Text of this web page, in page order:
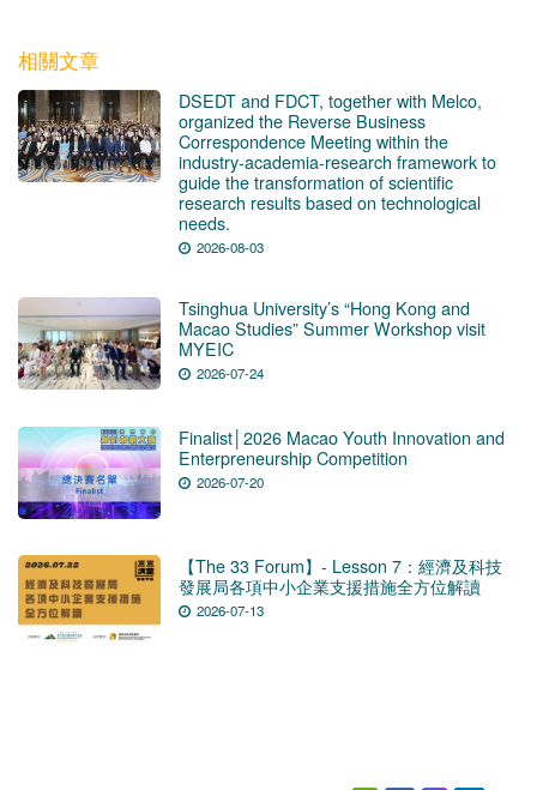
相關文章
DSEDT and FDCT, together with Melco,
organized the Reverse Business
Correspondence Meeting within the
industry-academia-research framework to
guide the transformation of scientific
research results based on technological
needs.
2026-08-03
Tsinghua University’s “Hong Kong and
Macao Studies” Summer Workshop visit
MYEIC
2026-07-24
Finalist│2026 Macao Youth Innovation and
Enterpreneurship Competition
2026-07-20
【The 33 Forum】- Lesson 7：經濟及科技
發展局各項中小企業支援措施全方位解讀
2026-07-13